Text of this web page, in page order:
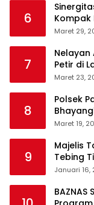
6
Maret 29,
7
Nelayan
Petir di
Maret 23,
8
Polsek
Takjil
Maret 19,
9
Majelis
Tebing
Haram
Januari 16,